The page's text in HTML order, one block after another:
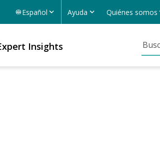
Español Ayuda Quiénes somos
Insights